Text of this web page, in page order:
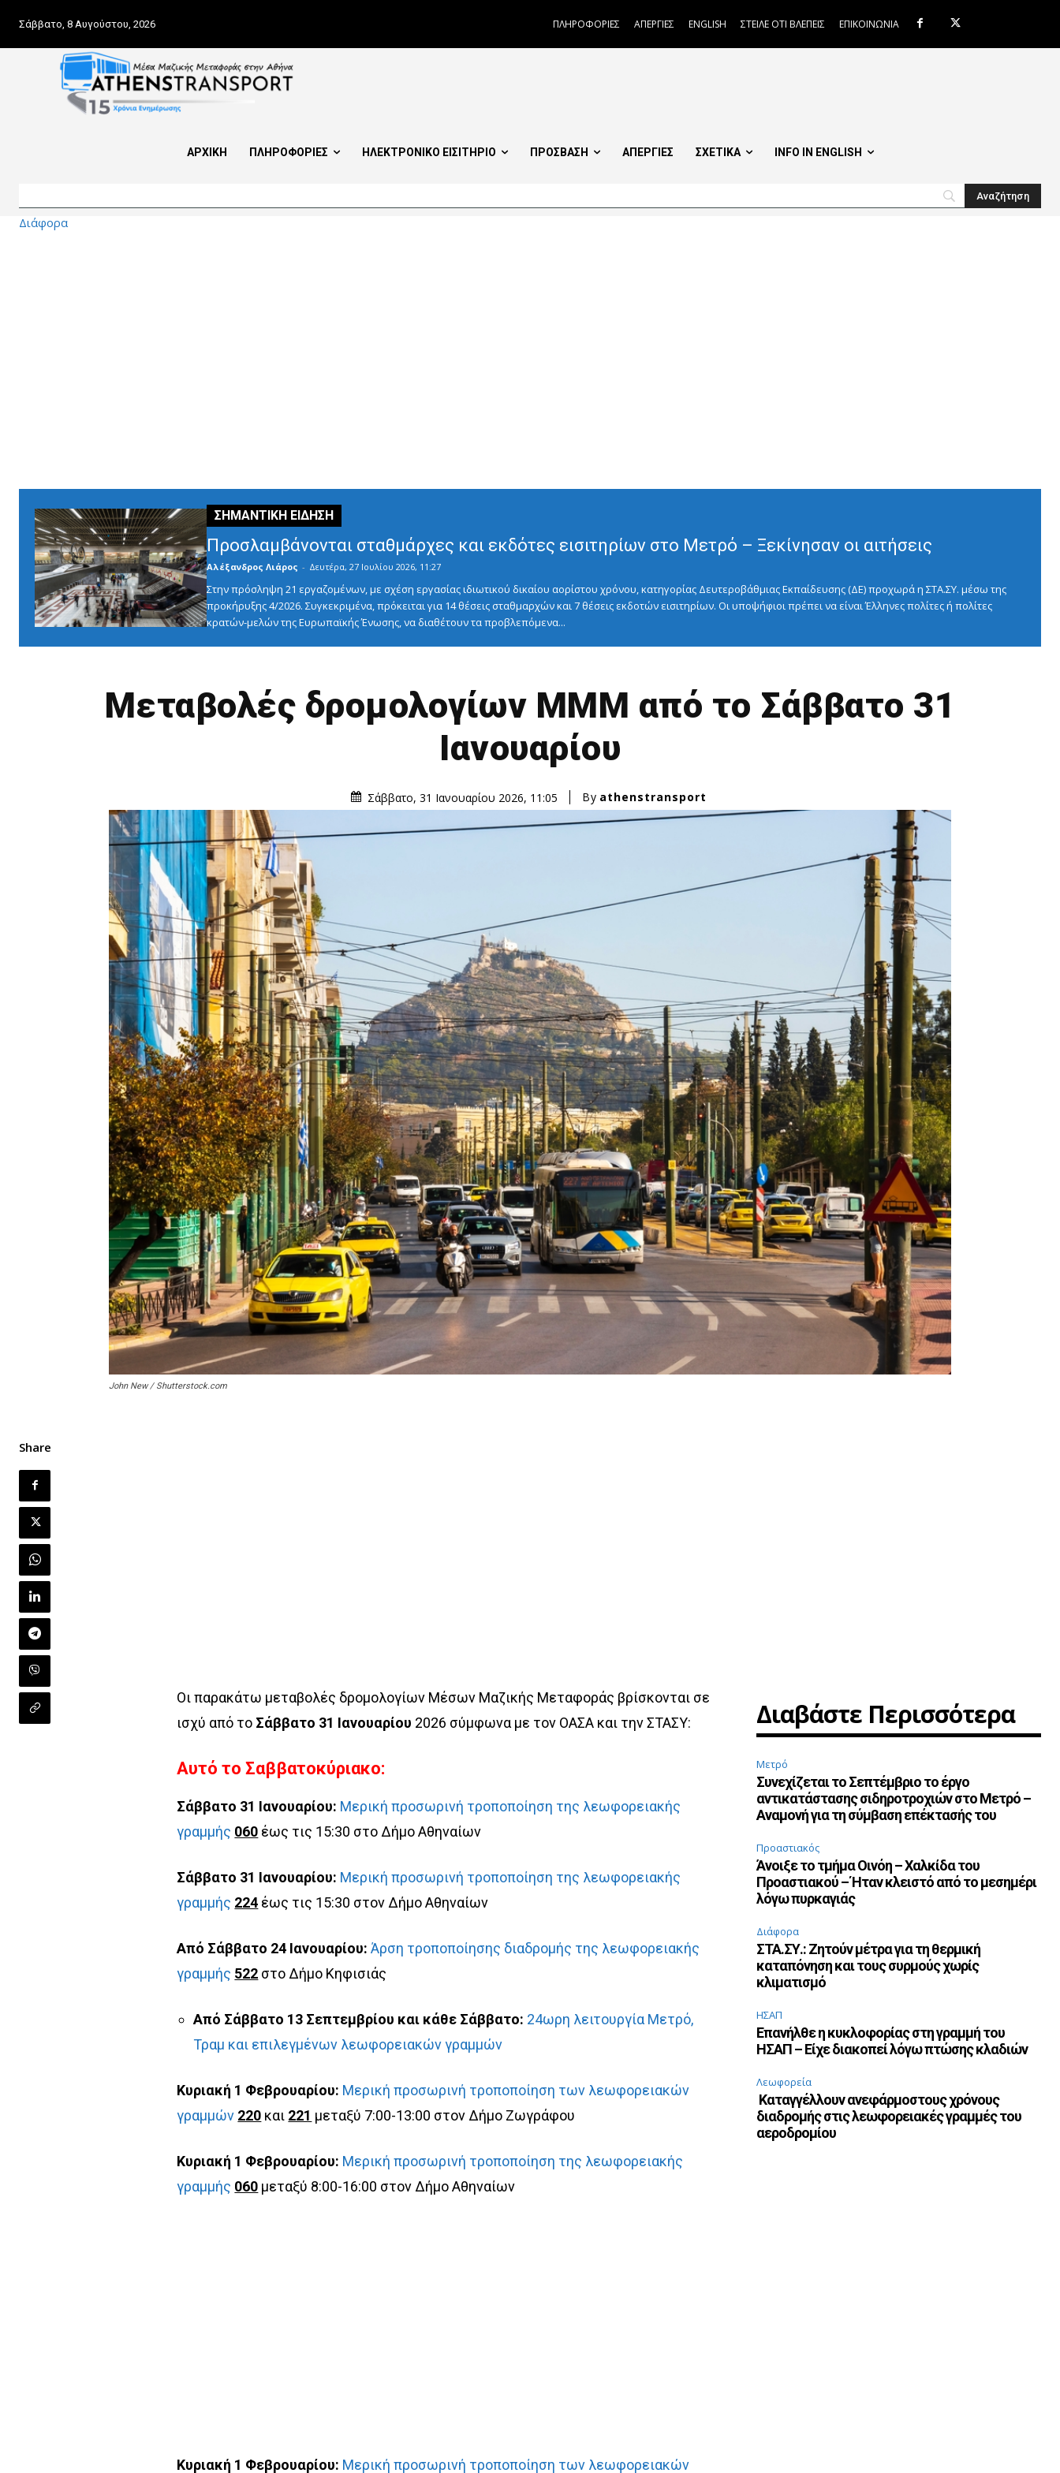
Σάββατο, 8 Αυγούστου, 2026 ΠΛΗΡΟΦΟΡΙΕΣ ΑΠΕΡΓΙΕΣ ENGLISH ΣΤΕΙΛΕ ΟΤΙ ΒΛΕΠΕΙΣ ΕΠΙΚΟΙΝΩΝΙΑ
ΑΡΧΙΚΗ ΠΛΗΡΟΦΟΡΙΕΣ ΗΛΕΚΤΡΟΝΙΚΟ ΕΙΣΙΤΗΡΙΟ ΠΡΟΣΒΑΣΗ ΑΠΕΡΓΙΕΣ ΣΧΕΤΙΚΑ INFO IN ENGLISH
Διάφορα
Προσλαμβάνονται σταθμάρχες και εκδότες εισιτηρίων στο Μετρό – Ξεκίνησαν οι αιτήσεις
Αλέξανδρος Λιάρος - Δευτέρα, 27 Ιουλίου 2026, 11:27
Στην πρόσληψη 21 εργαζομένων, με σχέση εργασίας ιδιωτικού δικαίου αορίστου χρόνου, κατηγορίας Δευτεροβάθμιας Εκπαίδευσης (ΔΕ) προχωρά η ΣΤΑ.ΣΥ. μέσω της
προκήρυξης 4/2026. Συγκεκριμένα, πρόκειται για 14 θέσεις σταθμαρχών και 7 θέσεις εκδοτών εισιτηρίων. Οι υποψήφιοι πρέπει να είναι Έλληνες πολίτες ή πολίτες
κρατών-μελών της Ευρωπαϊκής Ένωσης, να διαθέτουν τα προβλεπόμενα...
Μεταβολές δρομολογίων ΜΜΜ από το Σάββατο 31
Ιανουαρίου
Σάββατο, 31 Ιανουαρίου 2026, 11:05 By athenstransport
John New / Shutterstock.com
Share
Οι παρακάτω μεταβολές δρομολογίων Μέσων Μαζικής Μεταφοράς βρίσκονται σε
ισχύ από το Σάββατο 31 Ιανουαρίου 2026 σύμφωνα με τον ΟΑΣΑ και την ΣΤΑΣΥ:
Αυτό το Σαββατοκύριακο:
Σάββατο 31 Ιανουαρίου: Μερική προσωρινή τροποποίηση της λεωφορειακής
γραμμής 060 έως τις 15:30 στο Δήμο Αθηναίων
Σάββατο 31 Ιανουαρίου: Μερική προσωρινή τροποποίηση της λεωφορειακής
γραμμής 224 έως τις 15:30 στον Δήμο Αθηναίων
Από Σάββατο 24 Ιανουαρίου: Άρση τροποποίησης διαδρομής της λεωφορειακής
γραμμής 522 στο Δήμο Κηφισιάς
Από Σάββατο 13 Σεπτεμβρίου και κάθε Σάββατο: 24ωρη λειτουργία Μετρό,
Τραμ και επιλεγμένων λεωφορειακών γραμμών
Κυριακή 1 Φεβρουαρίου: Μερική προσωρινή τροποποίηση των λεωφορειακών
γραμμών 220 και 221 μεταξύ 7:00-13:00 στον Δήμο Ζωγράφου
Κυριακή 1 Φεβρουαρίου: Μερική προσωρινή τροποποίηση της λεωφορειακής
γραμμής 060 μεταξύ 8:00-16:00 στον Δήμο Αθηναίων
Κυριακή 1 Φεβρουαρίου: Μερική προσωρινή τροποποίηση των λεωφορειακών
Διαβάστε Περισσότερα
Μετρό
Συνεχίζεται το Σεπτέμβριο το έργο
αντικατάστασης σιδηροτροχιών στο Μετρό –
Αναμονή για τη σύμβαση επέκτασής του
Προαστιακός
Άνοιξε το τμήμα Οινόη – Χαλκίδα του
Προαστιακού – Ήταν κλειστό από το μεσημέρι
λόγω πυρκαγιάς
Διάφορα
ΣΤΑ.ΣΥ.: Ζητούν μέτρα για τη θερμική
καταπόνηση και τους συρμούς χωρίς
κλιματισμό
ΗΣΑΠ
Επανήλθε η κυκλοφορίας στη γραμμή του
ΗΣΑΠ – Είχε διακοπεί λόγω πτώσης κλαδιών
Λεωφορεία
Καταγγέλλουν ανεφάρμοστους χρόνους
διαδρομής στις λεωφορειακές γραμμές του
αεροδρομίου